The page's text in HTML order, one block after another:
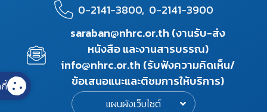
0-2141-3800, 0-2141-3900
saraban@nhrc.or.th (งานรับ-ส่ง
หนังสือ และงานสารบรรณ)
info@nhrc.or.th (รับฟังความคิดเห็น/
ข้อเสนอแนะและติชมการให้บริการ)
แผนผังเว็บไซต์